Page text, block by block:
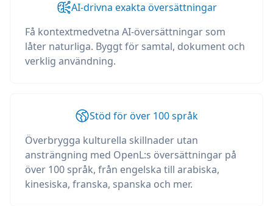
AI-drivna exakta översättningar
Få kontextmedvetna AI-översättningar som
låter naturliga. Byggt för samtal, dokument och
verklig användning.
Stöd för över 100 språk
Överbrygga kulturella skillnader utan
ansträngning med OpenL:s översättningar på
över 100 språk, från engelska till arabiska,
kinesiska, franska, spanska och mer.